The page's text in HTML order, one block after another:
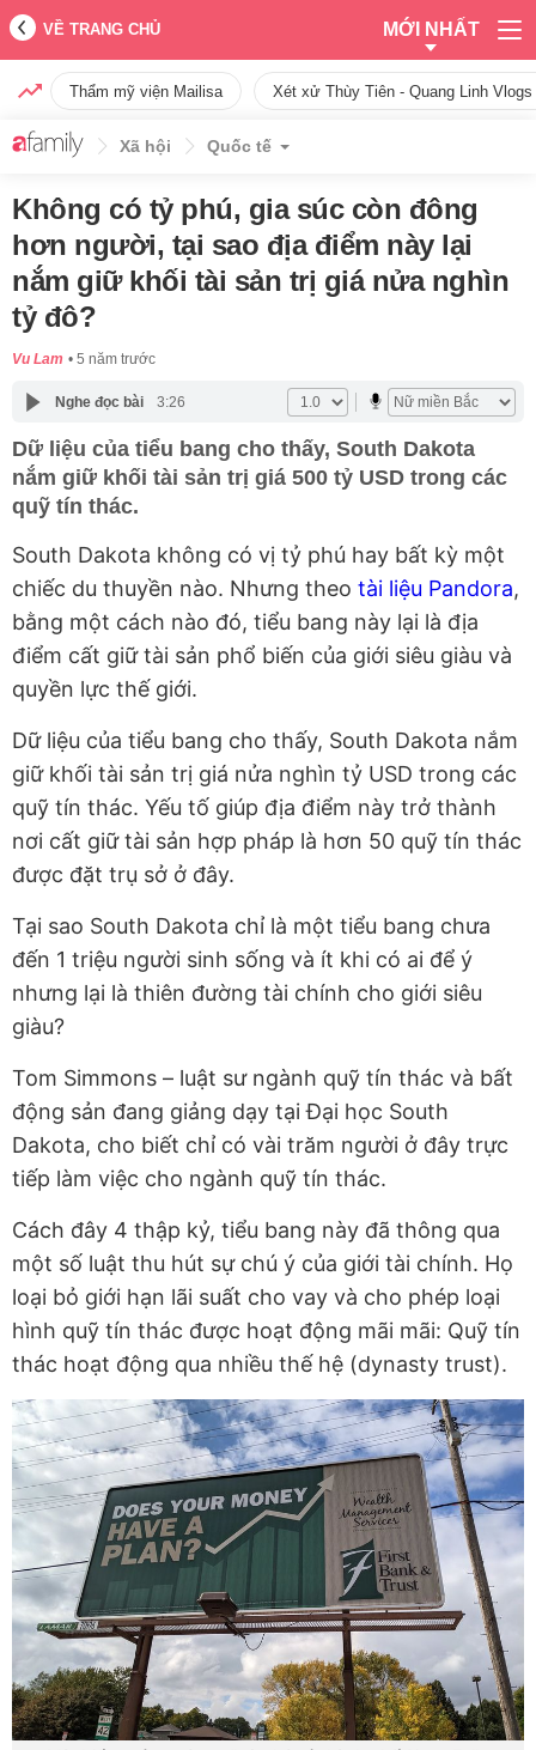
VỀ TRANG CHỦ MỚI NHẤT
Thẩm mỹ viện Mailisa Xét xử Thùy Tiên - Quang Linh
Xã hội Quốc tế
Không có tỷ phú, gia súc còn đông
hơn người, tại sao địa điểm này lại
nắm giữ khối tài sản trị giá nửa nghìn
tỷ đô?
Vu Lam 5 năm trước
Nghe đọc bài 3:26
Dữ liệu của tiểu bang cho thấy, South Dakota
nắm giữ khối tài sản trị giá 500 tỷ USD trong các
quỹ tín thác.
South Dakota không có vị tỷ phú hay bất kỳ một
chiếc du thuyền nào. Nhưng theo tài liệu Pandora,
bằng một cách nào đó, tiểu bang này lại là địa
điểm cất giữ tài sản phổ biến của giới siêu giàu và
quyền lực thế giới.
Dữ liệu của tiểu bang cho thấy, South Dakota nắm
giữ khối tài sản trị giá nửa nghìn tỷ USD trong các
quỹ tín thác. Yếu tố giúp địa điểm này trở thành
nơi cất giữ tài sản hợp pháp là hơn 50 quỹ tín thác
được đặt trụ sở ở đây.
Tại sao South Dakota chỉ là một tiểu bang chưa
đến 1 triệu người sinh sống và ít khi có ai để ý
nhưng lại là thiên đường tài chính cho giới siêu
giàu?
Tom Simmons – luật sư ngành quỹ tín thác và bất
động sản đang giảng dạy tại Đại học South
Dakota, cho biết chỉ có vài trăm người ở đây trực
tiếp làm việc cho ngành quỹ tín thác.
Cách đây 4 thập kỷ, tiểu bang này đã thông qua
một số luật thu hút sự chú ý của giới tài chính. Họ
loại bỏ giới hạn lãi suất cho vay và cho phép loại
hình quỹ tín thác được hoạt động mãi mãi: Quỹ tín
thác hoạt động qua nhiều thế hệ (dynasty trust).